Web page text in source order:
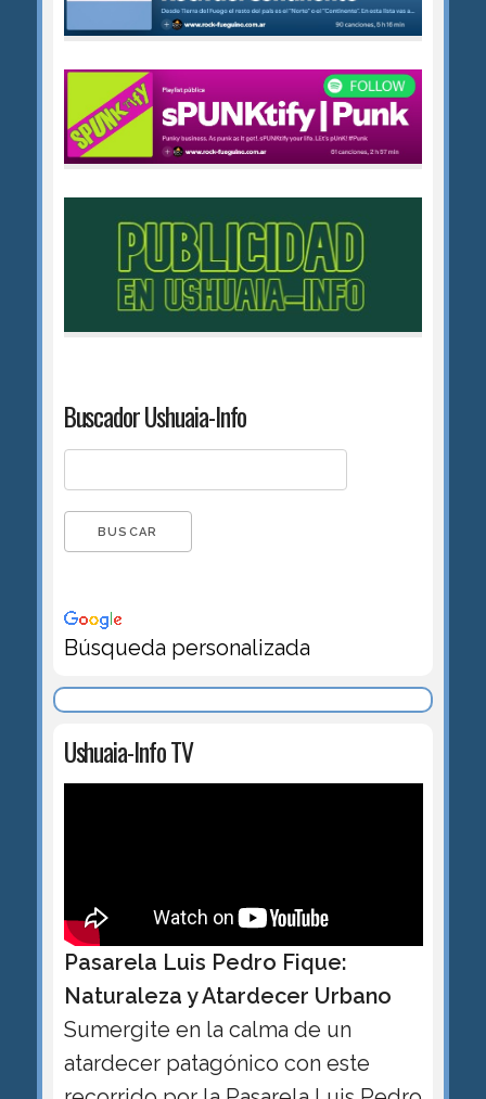
Buscador Ushuaia-Info
Búsqueda personalizada
Ushuaia-Info TV
Pasarela Luis Pedro Fique:
Naturaleza y Atardecer Urbano
Sumergite en la calma de un
atardecer patagónico con este